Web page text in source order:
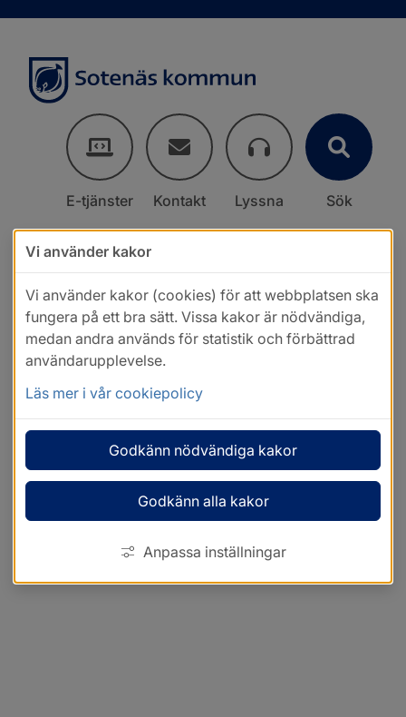
E-tjänster Kontakt Lyssna Sök
Vi använder kakor
Vi använder kakor (cookies) för att webbplatsen ska
fungera på ett bra sätt. Vissa kakor är nödvändiga,
medan andra används för statistik och förbättrad
användarupplevelse.
Läs mer i vår cookiepolicy
Godkänn nödvändiga kakor
Godkänn alla kakor
Anpassa inställningar